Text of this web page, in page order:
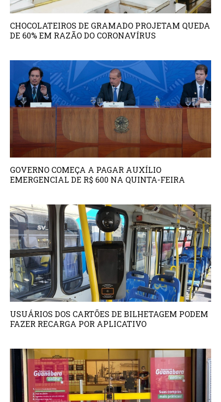
CHOCOLATEIROS DE GRAMADO PROJETAM QUEDA
DE 60% EM RAZÃO DO CORONAVÍRUS
GOVERNO COMEÇA A PAGAR AUXÍLIO
EMERGENCIAL DE R$ 600 NA QUINTA-FEIRA
USUÁRIOS DOS CARTÕES DE BILHETAGEM PODEM
FAZER RECARGA POR APLICATIVO